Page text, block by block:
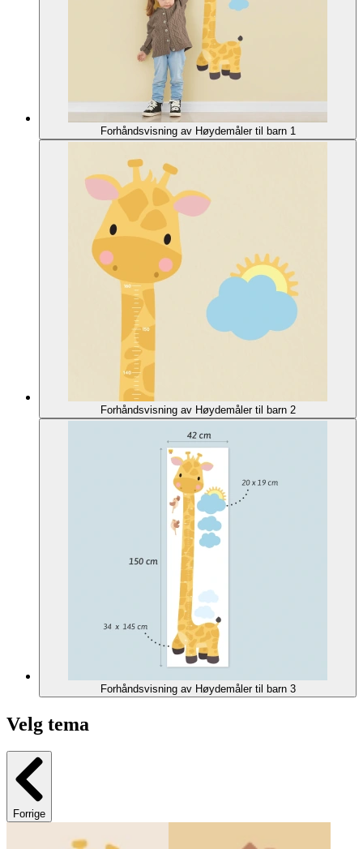
Forhåndsvisning av Høydemåler til barn 1
Forhåndsvisning av Høydemåler til barn 2
Forhåndsvisning av Høydemåler til barn 3
Velg tema
Forrige